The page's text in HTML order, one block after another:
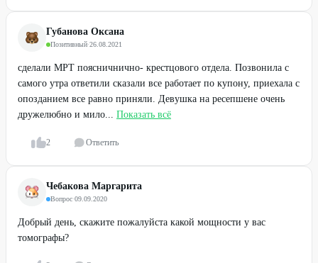
Губанова Оксана
Позитивный·26.08.2021
сделали МРТ поясничнично- крестцового отдела. Позвонила с
самого утра ответили сказали все работает по купону, приехала с
опозданием все равно приняли. Девушка на ресепшене очень
дружелюбно и мило... Показать всё
2 Ответить
Чебакова Маргарита
Вопрос·09.09.2020
Добрый день, скажите пожалуйста какой мощности у вас
томографы?